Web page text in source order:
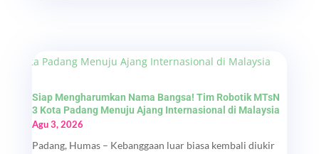
Siap Mengharumkan Nama Bangsa! Tim Robotik MTsN
3 Kota Padang Menuju Ajang Internasional di Malaysia
Agu 3, 2026
Padang, Humas – Kebanggaan luar biasa kembali diukir